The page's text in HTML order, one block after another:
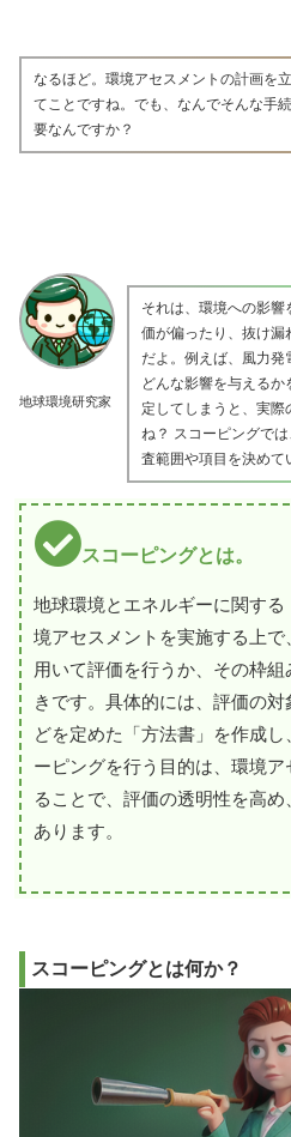
なるほど。環境アセスメントの計画を
てことですね。でも、なんでそんな手
要なんですか？
地球環境研究家
それは、環境への影
価が偏ったり、抜け漏
だよ。例えば、風力発
どんな影響を与える
定してしまうと、実際
ね？ スコーピングで
査範囲や項目を決めて
スコーピングとは。
地球環境とエネルギーに関す
境アセスメントを実施する上
用いて評価を行うか、その枠
きです。具体的には、評価の
どを定めた「方法書」を作成
ーピングを行う目的は、環境
ることで、評価の透明性を高
あります。
スコーピングとは何か？